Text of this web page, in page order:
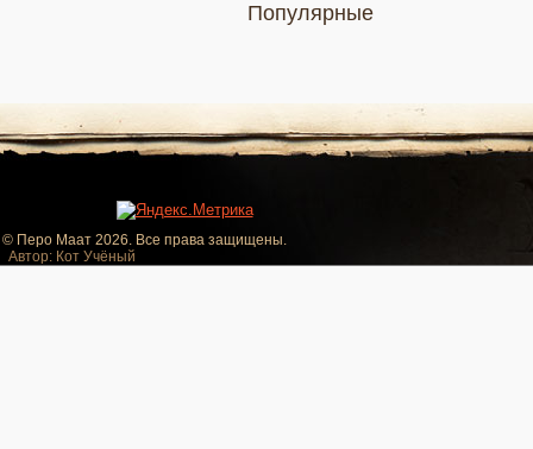
Популярные
© Перо Маат 2026. Все права защищены.
Автор: Кот Учёный